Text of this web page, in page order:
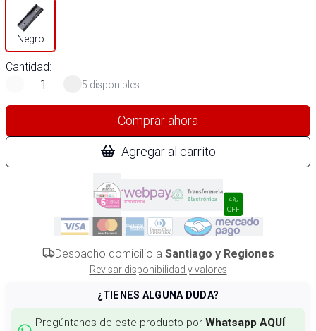
Negro
Cantidad:
-
+ 5 disponibles
Comprar ahora
Agregar al carrito
4%
OFF
Despacho domicilio a Santiago y Regiones
Revisar disponibilidad y valores
¿TIENES ALGUNA DUDA?
Pregúntanos de este producto por Whatsapp AQUÍ